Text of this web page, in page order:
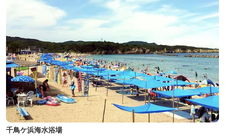
千鳥ケ浜海水浴場